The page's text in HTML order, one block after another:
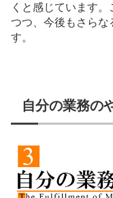
くと感じています
つつ、今後もさらな
す。
自分の業務の